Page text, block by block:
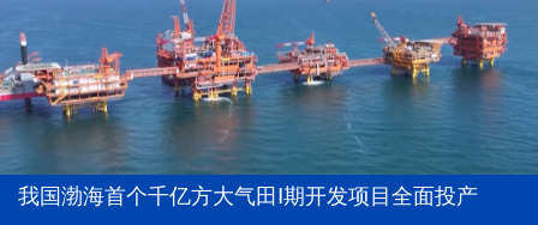
我国渤海首个千亿方大气田Ⅰ期开发项目全面投产